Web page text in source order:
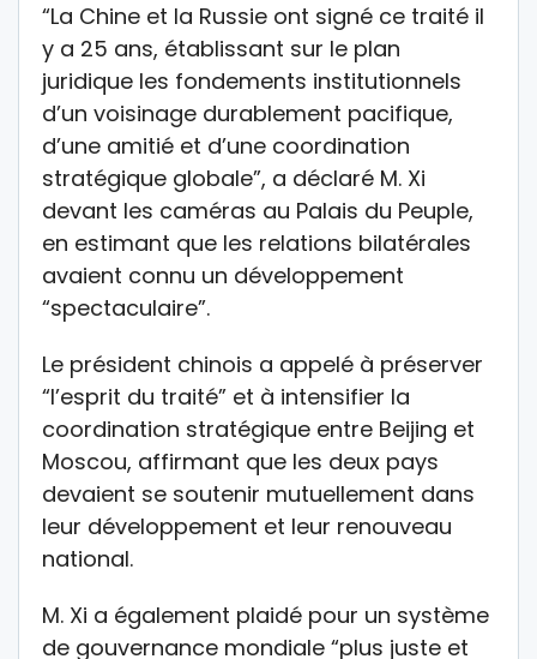
“La Chine et la Russie ont signé ce traité il
y a 25 ans, établissant sur le plan
juridique les fondements institutionnels
d’un voisinage durablement pacifique,
d’une amitié et d’une coordination
stratégique globale”, a déclaré M. Xi
devant les caméras au Palais du Peuple,
en estimant que les relations bilatérales
avaient connu un développement
“spectaculaire”.
Le président chinois a appelé à préserver
“l’esprit du traité” et à intensifier la
coordination stratégique entre Beijing et
Moscou, affirmant que les deux pays
devaient se soutenir mutuellement dans
leur développement et leur renouveau
national.
M. Xi a également plaidé pour un système
de gouvernance mondiale “plus juste et